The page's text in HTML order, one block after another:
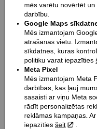
Svars kg:
Degvielas tvertnes tilp. l /
Degvielas patēriņš (l/100 km):
CO2 emisija (g/km):
Dzinēja tips:
V-veida SpeedPlus 1250
Dzesēšanas tips:
mēs varētu novērtēt
darbību.
Google Maps
Mēs izmantojam
atrašanās vietu.
sīkdatnes, kuras
politiku varat iepazīties
Meta Pixel
Mēs izmantojam Meta
darbības, kas ļauj
sasaisti ar viņu Meta
rādīt personalizētas
reklāmas kampaņas.
iepazīties šeit